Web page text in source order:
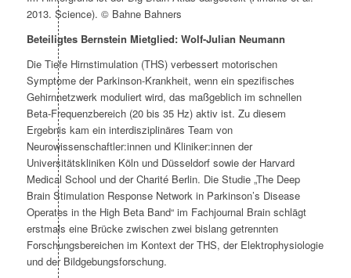
2013. Science). © Bahne Bahners
Beteiligtes Bernstein Mietglied: Wolf-Julian Neumann
Die Tiefe Hirnstimulation (THS) verbessert motorischen
Symptome der Parkinson-Krankheit, wenn ein spezifisches
Gehirnnetzwerk moduliert wird, das maßgeblich im schnellen
Beta-Frequenzbereich (20 bis 35 Hz) aktiv ist. Zu diesem
Ergebnis kam ein interdisziplinäres Team von
Neurowissenschaftler:innen und Kliniker:innen der
Universitätskliniken Köln und Düsseldorf sowie der Harvard
Medical School und der Charité Berlin. Die Studie „The Deep
Brain Stimulation Response Network in Parkinson’s Disease
Operates in the High Beta Band“ im Fachjournal Brain schlägt
erstmals eine Brücke zwischen zwei bislang getrennten
Forschungsbereichen im Kontext der THS, der Elektrophysiologie
und der Bildgebungsforschung.